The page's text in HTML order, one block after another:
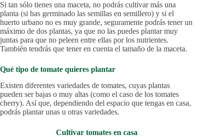
Si tan sólo tienes una maceta, no podrás cultivar más una
planta (si has germinado las semillas en semillero) y si el
huerto urbano no es muy grande, seguramente podrás tener un
máximo de dos plantas, ya que no las puedes plantar muy
juntas para que no peleen entre ellas por los nutrientes.
También tendrás que tener en cuenta el tamaño de la maceta.
Qué tipo de tomate quieres plantar
Existen diferentes variedades de tomates, cuyas plantas
pueden ser bajas o muy altas (como el caso de los tomates
cherry). Así que, dependiendo del espacio que tengas en casa,
podrás plantar unas u otras variedades.
Cultivar tomates en casa